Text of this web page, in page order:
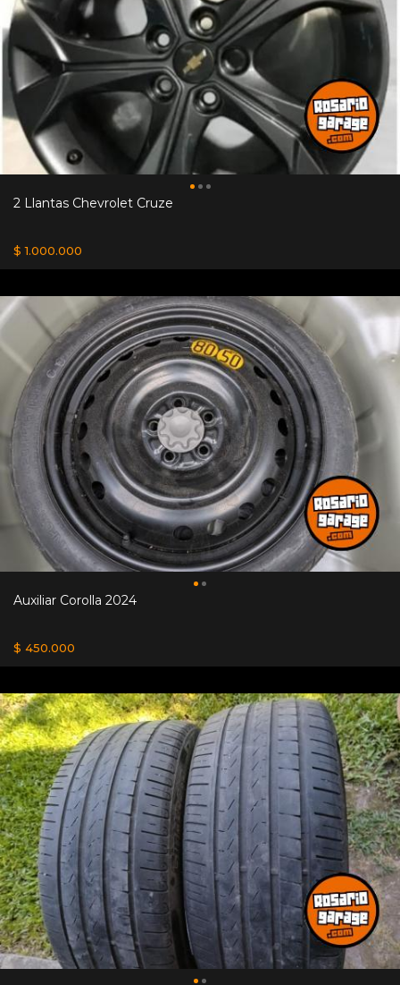
2 Llantas Chevrolet Cruze
$ 1.000.000
Auxiliar Corolla 2024
$ 450.000